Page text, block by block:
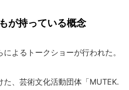
が持っている概念
よるトークショーが行われた。
、芸術文化活動団体「MUTEK.